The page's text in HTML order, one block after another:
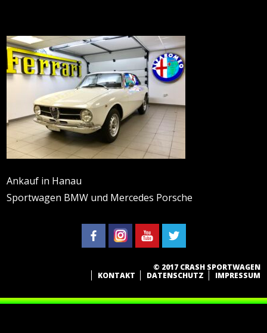
Ankauf in Hanau
Sportwagen BMW und Mercedes Porsche
© 2017 CRASH SPORTWAGEN
KONTAKT
DATENSCHUTZ IMPRESSUM